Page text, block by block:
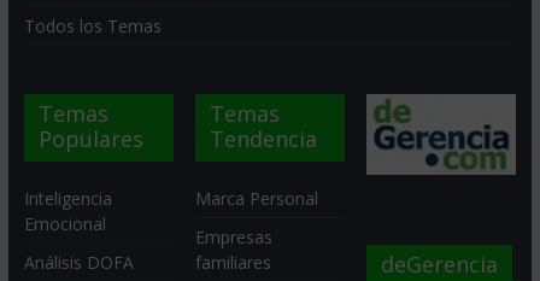
Todos los Temas
Temas
Populares
Inteligencia
Emocional
Análisis DOFA
Temas
Tendencia
Marca Personal
Empresas
familiares
deGerencia